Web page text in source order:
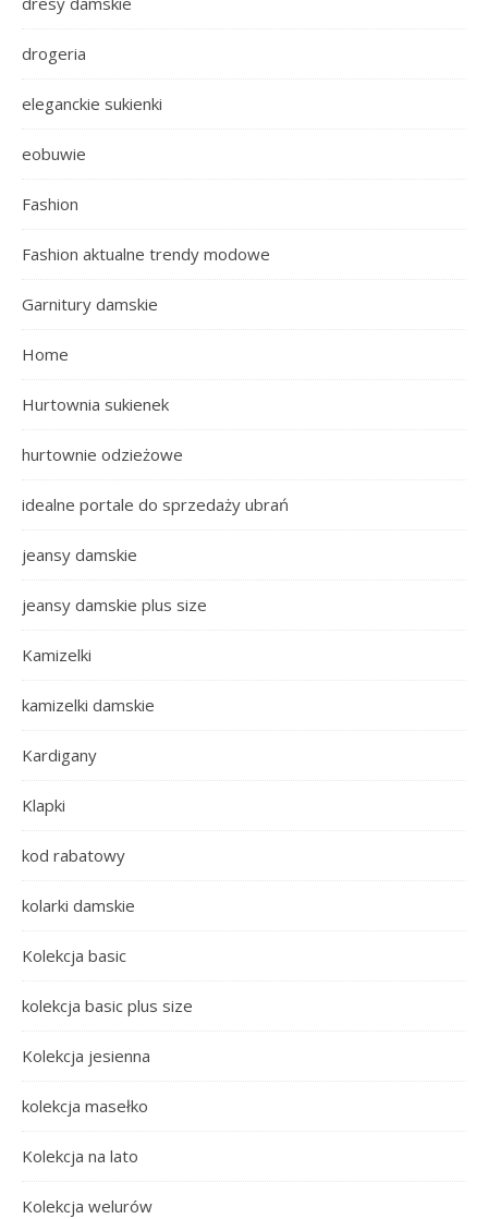
drogeria
eleganckie sukienki
eobuwie
Fashion
Fashion aktualne trendy modowe
Garnitury damskie
Home
Hurtownia sukienek
hurtownie odzieżowe
idealne portale do sprzedaży ubrań
jeansy damskie
jeansy damskie plus size
Kamizelki
kamizelki damskie
Kardigany
Klapki
kod rabatowy
kolarki damskie
Kolekcja basic
kolekcja basic plus size
Kolekcja jesienna
kolekcja masełko
Kolekcja na lato
Kolekcja welurów